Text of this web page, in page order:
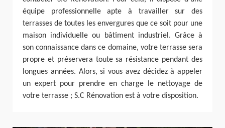
équipe professionnelle apte à travailler sur des
terrasses de toutes les envergures que ce soit pour une
maison individuelle ou bâtiment industriel. Grâce à
son connaissance dans ce domaine, votre terrasse sera
propre et préservera toute sa résistance pendant des
longues années. Alors, si vous avez décidez à appeler
un expert pour prendre en charge le nettoyage de
votre terrasse ; S.C Rénovation est à votre disposition.